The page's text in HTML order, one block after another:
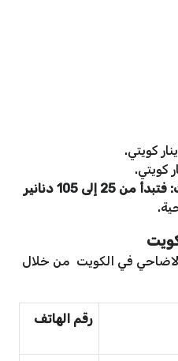
من 25
إلى 105 دنانير
في الكويت من خلال
رقم الهاتف